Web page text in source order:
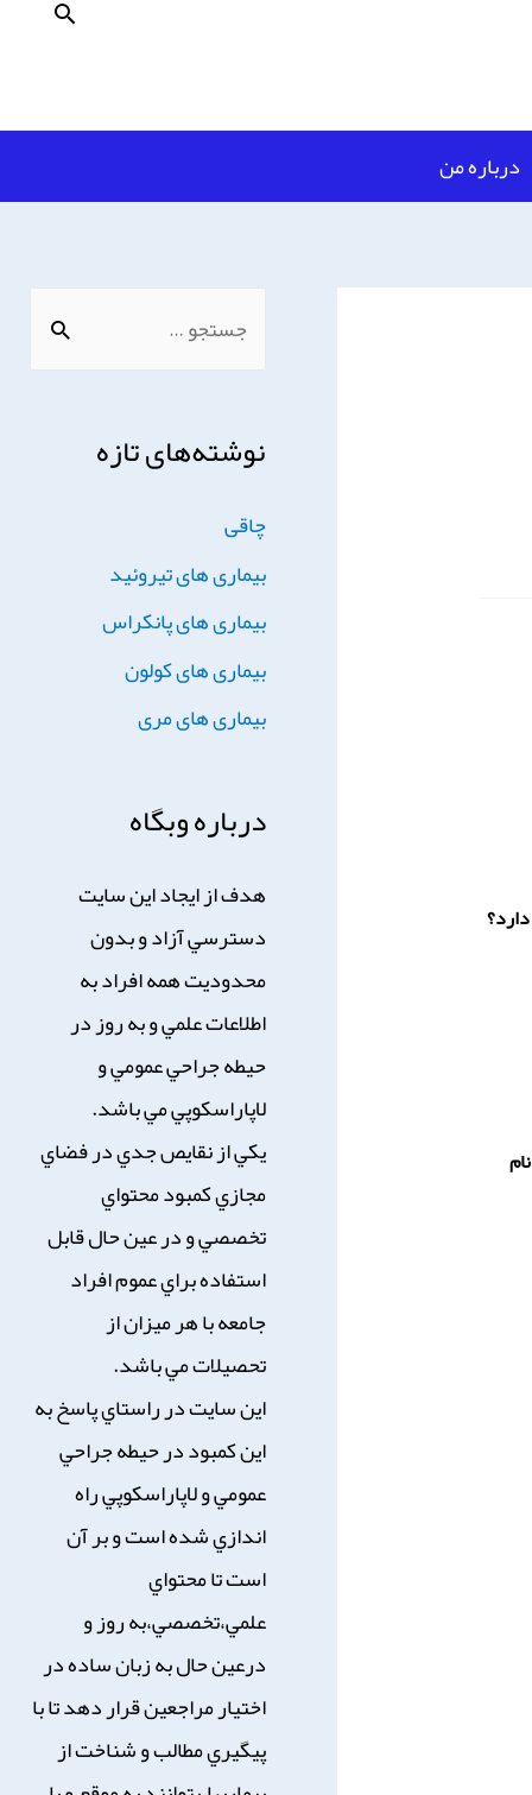
درباره من
نوشته‌های تازه
چاقی
بیماری های تیروئید
بیماری های پانکراس
بیماری های کولون
بیماری های مری
درباره وبگاه
هدف از ايجاد اين سايت
دسترسي آزاد و بدون
محدوديت همه افراد به
اطلاعات علمي و به روز در
حيطه جراحي عمومي و
لاپاراسكوپي مي باشد.
يكي از نقايص جدي در فضاي
مجازي كمبود محتواي
تخصصي و در عين حال قابل
استفاده براي عموم افراد
جامعه با هر ميزان از
تحصيلات مي باشد.
اين سايت در راستاي پاسخ به
اين كمبود در حيطه جراحي
عمومي و لاپاراسكوپي راه
اندازي شده است و بر آن
است تا محتواي
علمي،تخصصي،به روز و
درعين حال به زبان ساده در
اختيار مراجعين قرار دهد تا با
پيگيري مطالب و شناخت از